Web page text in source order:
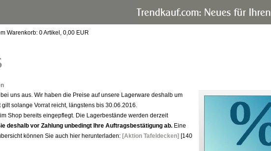
Warenkorb: 0Artikel, 0,00 EUR
uns aus. Wir haben die Preise auf unsere Lagerware deshalb um
solange Vorrat reicht, längstens bis 30.06.2016.
Shop bereits eingepflegt. Die Lagerbestände werden derzeit
deshalb vor Zahlung unbedingt Ihre Auftragsbestätigung ab. Eine
können Sie auch hier herunterladen: [Aktion Tafeldecken] [140